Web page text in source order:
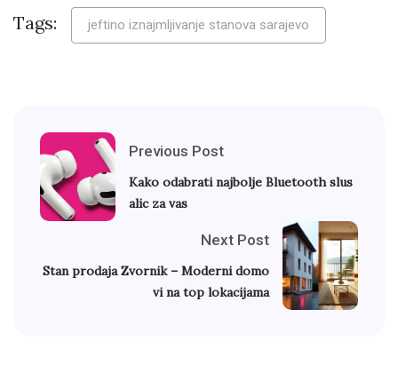
Tags: jeftino iznajmljivanje stanova sarajevo
Previous Post
Kako odabrati najbolje Bluetooth slus
alic za vas
Next Post
Stan prodaja Zvornik – Moderni domo
vi na top lokacijama